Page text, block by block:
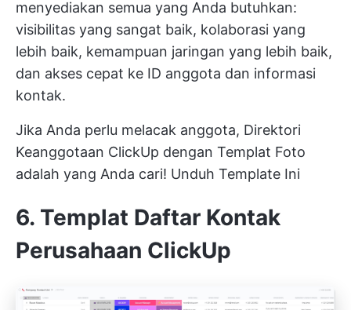
menyediakan semua yang Anda butuhkan:
visibilitas yang sangat baik, kolaborasi yang
lebih baik, kemampuan jaringan yang lebih baik,
dan akses cepat ke ID anggota dan informasi
kontak.
Jika Anda perlu melacak anggota, Direktori
Keanggotaan ClickUp dengan Templat Foto
adalah yang Anda cari! Unduh Template Ini
6. Templat Daftar Kontak
Perusahaan ClickUp